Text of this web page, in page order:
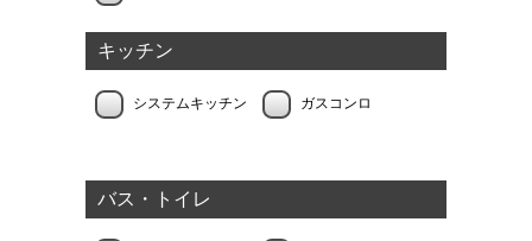
キッチン
システムキッチン ガスコンロ
バス・トイレ